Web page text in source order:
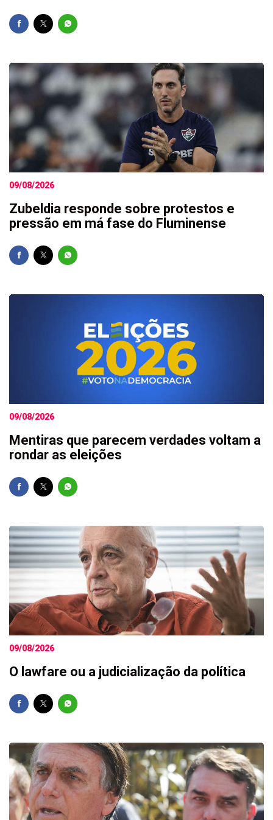
09/08/2026
Zubeldia responde sobre protestos e
pressão em má fase do Fluminense
09/08/2026
Mentiras que parecem verdades voltam a
rondar as eleições
09/08/2026
O lawfare ou a judicialização da política